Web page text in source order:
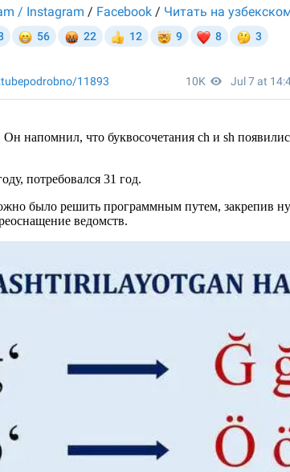
напомнил, что буквосочетания ch и sh
потребовался 31 год.
было решить программным путем, закрепив
ведомств.